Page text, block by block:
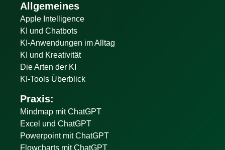
Allgemeines
Apple Intelligence
KI und Chatbots
KI-Anwendungen im Alltag
KI und Kreativität
Die Arten der KI
KI-Tools Überblick
Praxis:
Mindmap mit ChatGPT
Excel und ChatGPT
Powerpoint mit ChatGPT
Flowcharts mit ChatGPT